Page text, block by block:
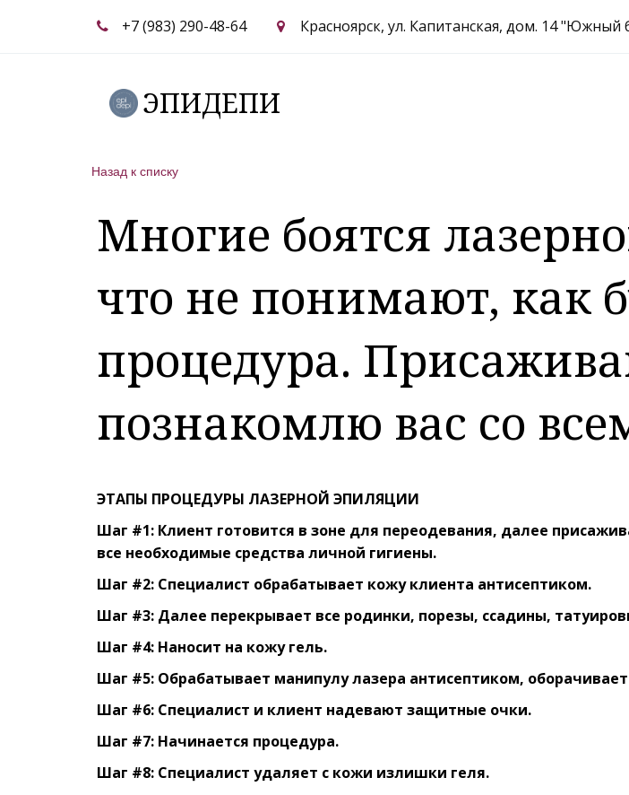
+7 (983) 290-48-64 Красноярск, ул. Капитанская, дом. 14 "Южный
ЭПИДЕПИ
Назад к списку
Многие боятся
что не понимают, как
процедура.
познакомлю вас со
ЭТАПЫ ПРОЦЕДУРЫ ЛАЗЕРНОЙ ЭПИЛЯЦИИ
Шаг #1: Клиент готовится в зоне для переодевания, далее
все необходимые средства личной гигиены.
Шаг #2: Специалист обрабатывает кожу клиента антисептиком.
Шаг #3: Далее перекрывает все родинки, порезы, ссадины,
Шаг #4: Наносит на кожу гель.
Шаг #5: Обрабатывает манипулу лазера антисептиком,
Шаг #6: Специалист и клиент надевают защитные очки.
Шаг #7: Начинается процедура.
Шаг #8: Специалист удаляет с кожи излишки геля.